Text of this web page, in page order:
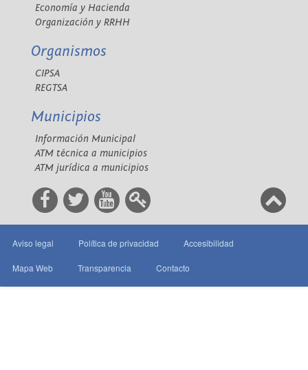
Economía y Hacienda
Organización y RRHH
Organismos
CIPSA
REGTSA
Municipios
Información Municipal
ATM técnica a municipios
ATM jurídica a municipios
Aviso legal Política de privacidad Accesibilidad
Mapa Web Transparencia Contacto